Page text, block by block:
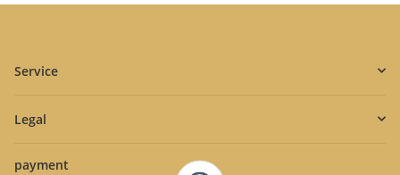
Service
Legal
payment